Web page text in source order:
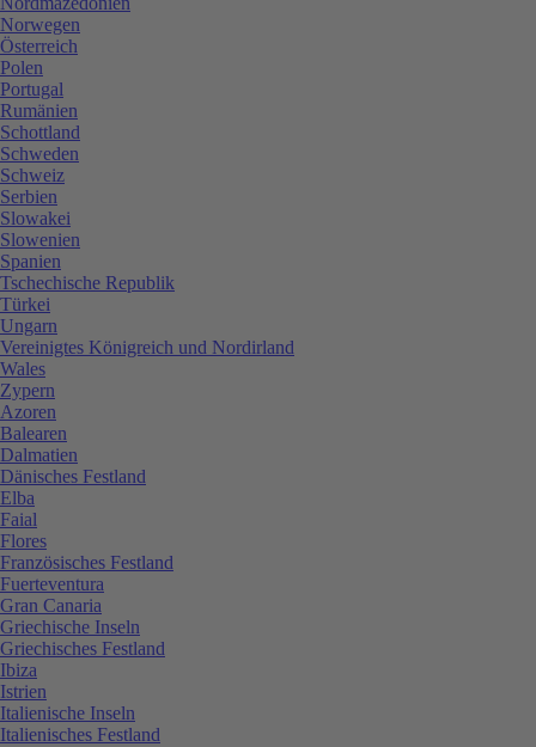
Norwegen
Österreich
Polen
Portugal
Rumänien
Schottland
Schweden
Schweiz
Serbien
Slowakei
Slowenien
Spanien
Tschechische Republik
Türkei
Ungarn
Vereinigtes Königreich und Nordirland
Wales
Zypern
Azoren
Balearen
Dalmatien
Dänisches Festland
Elba
Faial
Flores
Französisches Festland
Fuerteventura
Gran Canaria
Griechische Inseln
Griechisches Festland
Ibiza
Istrien
Italienische Inseln
Italienisches Festland